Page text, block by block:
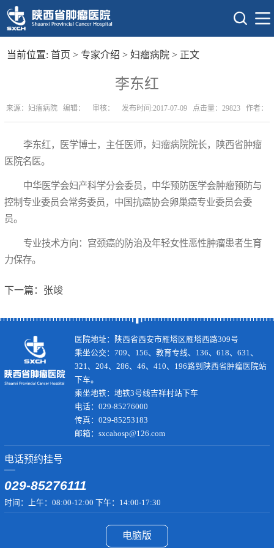
当前位置:首页 > 专家介绍 >妇瘤病院 > 正文
李东红
来源：妇瘤病院 编辑： 审核： 发布时间:2017-07-09 点击量： 29823作者：
李东红，医学博士，主任医师，妇瘤病院院长，陕西省肿瘤
医院名医。
中华医学会妇产科学分会委员，中华预防医学会肿瘤预防与
控制专业委员会常务委员，中国抗癌协会卵巢癌专业委员会委
员。
专业技术方向：宫颈癌的防治及年轻女性恶性肿瘤患者生育
力保存。
下一篇： 张竣
医院地址：陕西省西安市雁塔区雁塔西路309号
乘坐公交：709、156、教育专线、136、618、631、
321、204、286、46、410、196路到陕西省肿瘤医院站
下车。
乘坐地铁：地铁3号线吉祥村站下车
电话：029-85276000
传真：029-85253183
邮箱：sxcahosp@126.com
电话预约挂号
029-85276111
时间：上午：08:00-12:00 下午：14:00-17:30
电脑版